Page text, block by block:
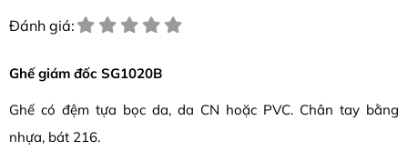
Đánh giá:
Ghế giám đốc SG1020B
Ghế có đệm tựa bọc da, da CN hoặc PVC. Chân tay bằng
nhựa, bát 216.